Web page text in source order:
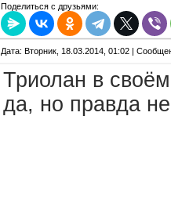
Поделиться с друзьями:
Дата: Вторник, 18.03.2014, 01:02 |
Триолан в
да, но правда